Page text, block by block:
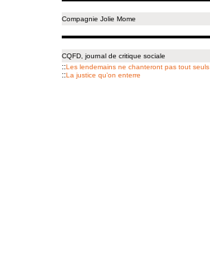
Compagnie Jolie Mome
CQFD, journal de critique sociale
::Les lendemains ne chanteront pas tout seuls
::La justice qu’on enterre